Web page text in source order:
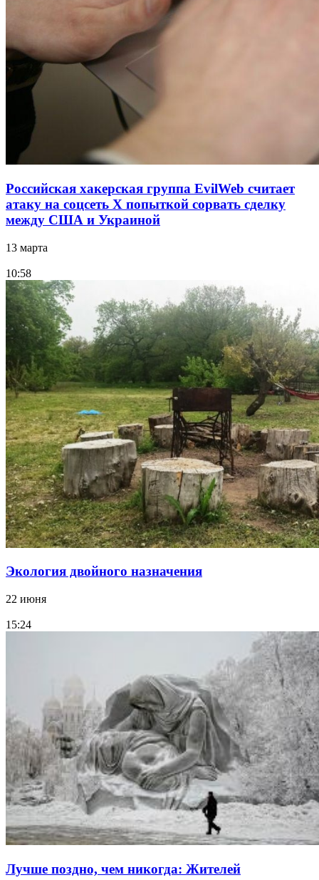
Российская хакерская группа EvilWeb считает
атаку на соцсеть Х попыткой сорвать сделку
между США и Украиной
13 марта
10:58
Экология двойного назначения
22 июня
15:24
Лучше поздно, чем никогда: Жителей